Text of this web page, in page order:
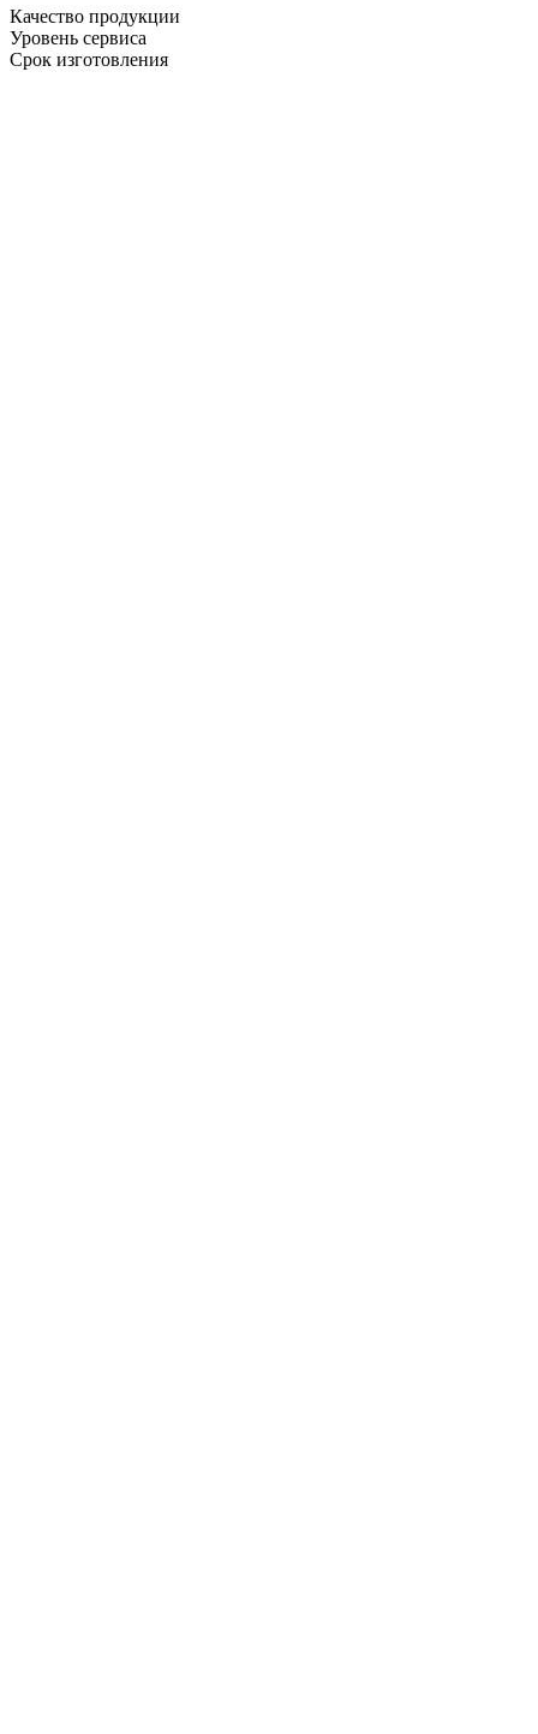
Качество продукции
Уровень сервиса
Срок изготовления